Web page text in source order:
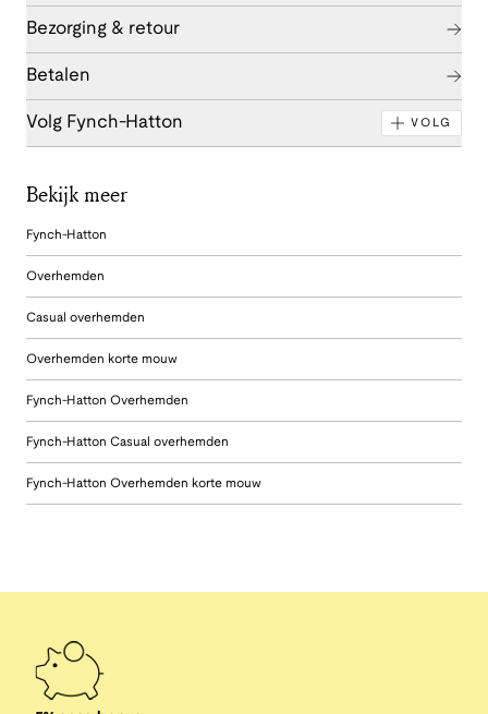
Bezorging & retour
Betalen
Volg Fynch-Hatton VOLG
Bekijk meer
Fynch-Hatton
Overhemden
Casual overhemden
Overhemden korte mouw
Fynch-Hatton Overhemden
Fynch-Hatton Casual overhemden
Fynch-Hatton Overhemden korte mouw